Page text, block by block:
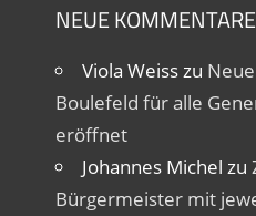
NEUE KOMMENTARE
Viola Weisszu
Boulefeld für alle
eröffnet
Johannes Michel zu
Bürgermeister mit